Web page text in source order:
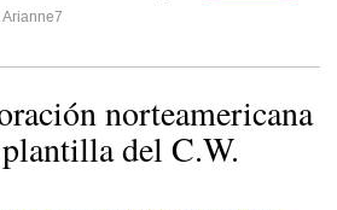
Arianne7
norteamericana
del C.W.